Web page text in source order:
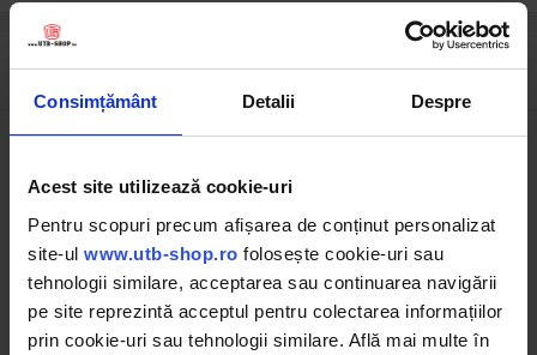
Consimțământ Detalii Despre
Acest site utilizează cookie-uri
Pentru scopuri precum afișarea de conținut personalizat
site-ul www.utb-shop.ro folosește cookie-uri sau
tehnologii similare, acceptarea sau continuarea navigării
pe site reprezintă acceptul pentru colectarea informațiilor
prin cookie-uri sau tehnologii similare. Află mai multe în
Descrierea produsului